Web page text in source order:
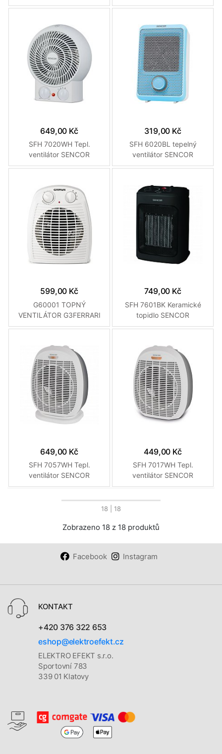
649,00 Kč
SFH 7020WH Tepl.
ventilátor SENCOR
319,00 Kč
SFH 6020BL tepelný
ventilátor SENCOR
599,00 Kč
G60001 TOPNÝ
VENTILÁTOR G3FERRARI
749,00 Kč
SFH 7601BK Keramické
topidlo SENCOR
649,00 Kč
SFH 7057WH Tepl.
ventilátor SENCOR
449,00 Kč
SFH 7017WH Tepl.
ventilátor SENCOR
18 | 18
Zobrazeno 18 z 18 produktů
Facebook Instagram
KONTAKT
+420 376 322 653
eshop@elektroefekt.cz
ELEKTRO EFEKT s.r.o.
Sportovní 783
339 01 Klatovy